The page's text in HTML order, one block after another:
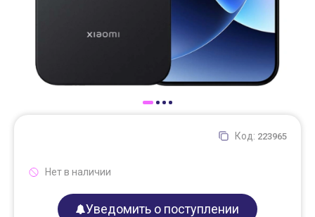
Код: 223965
Нет в наличии
Уведомить о поступлении